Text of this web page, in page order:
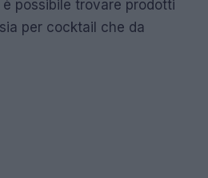
possibile trovare prodotti
per cocktail che da